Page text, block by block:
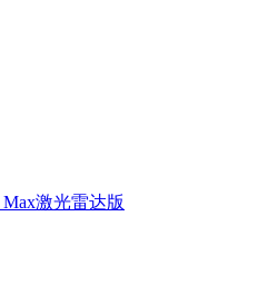
激光雷达版